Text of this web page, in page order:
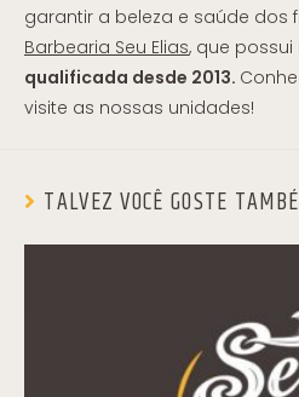
garantir a beleza e saúde dos
Barbearia Seu Elias, que possui
qualificada desde 2013.
visite as nossas unidades!
TALVEZ VOCÊ GOSTE